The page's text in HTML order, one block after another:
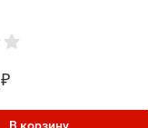
₽
В корзину